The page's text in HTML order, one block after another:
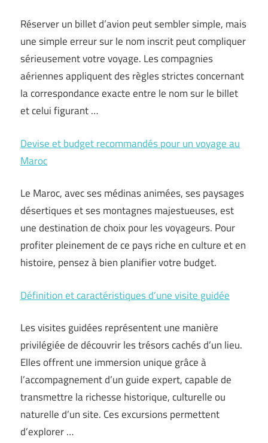
Réserver un billet d’avion peut sembler simple, mais
une simple erreur sur le nom inscrit peut compliquer
sérieusement votre voyage. Les compagnies
aériennes appliquent des règles strictes concernant
la correspondance exacte entre le nom sur le billet
et celui figurant …
Devise et budget recommandés pour un voyage au
Maroc
Le Maroc, avec ses médinas animées, ses paysages
désertiques et ses montagnes majestueuses, est
une destination de choix pour les voyageurs. Pour
profiter pleinement de ce pays riche en culture et en
histoire, pensez à bien planifier votre budget.
Définition et caractéristiques d’une visite guidée
Les visites guidées représentent une manière
privilégiée de découvrir les trésors cachés d’un lieu.
Elles offrent une immersion unique grâce à
l’accompagnement d’un guide expert, capable de
transmettre la richesse historique, culturelle ou
naturelle d’un site. Ces excursions permettent
d’explorer …